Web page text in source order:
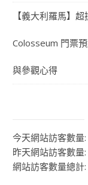
【義大利羅馬】
Colosseum 門票
與參觀心得
今天網站訪客數量:
昨天網站訪客數量:
網站訪客數量總計: